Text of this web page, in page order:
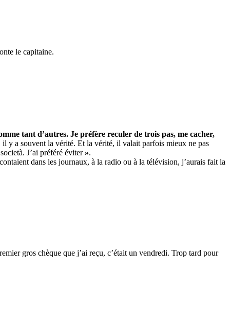
le capitaine.
tant d’autres. Je préfère reculer de trois pas, me cacher,
y a souvent la vérité. Et la vérité, il valait parfois mieux ne pas
J’ai préféré éviter».
dans les journaux, à la radio ou à la télévision, j’aurais fait la
gros chèque que j’ai reçu, c’était un vendredi. Trop tard pour